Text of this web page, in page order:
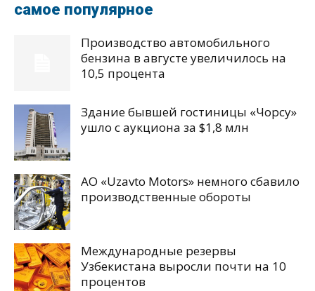
самое популярное
Производство автомобильного
бензина в августе увеличилось на
10,5 процента
Здание бывшей гостиницы «Чорсу»
ушло с аукциона за $1,8 млн
АО «Uzavto Motors» немного сбавило
производственные обороты
Международные резервы
Узбекистана выросли почти на 10
процентов